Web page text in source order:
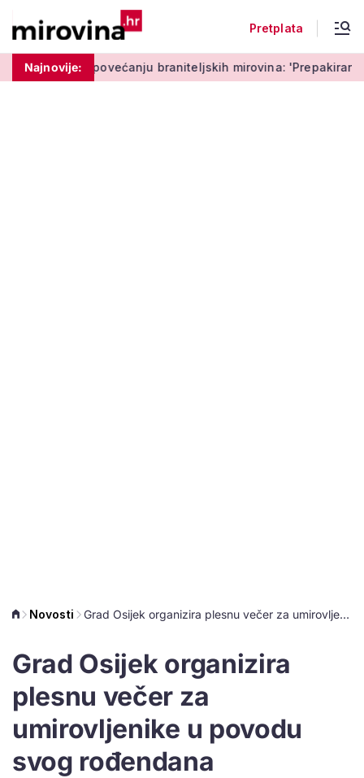
Pretplata
Najnovije:braniteljskih mirovina: 'Prepakiranje prijedloga
Novosti Grad Osijek organizira plesnu večer za umirovljenike u povodu svog rođendana
Grad Osijek organizira
plesnu večer za
umirovljenike u povodu
svog rođendana